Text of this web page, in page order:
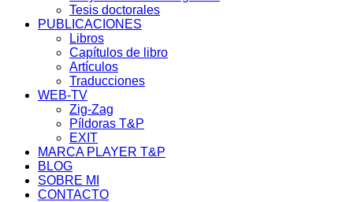
Tesis doctorales
PUBLICACIONES
Libros
Capítulos de libro
Artículos
Traducciones
WEB-TV
Zig-Zag
Píldoras T&P
EXIT
MARCA PLAYER T&P
BLOG
SOBRE MI
CONTACTO